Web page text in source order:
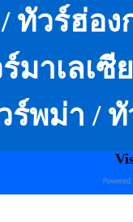
ทัวร์ฮ่อง
มาเลเ
ร์พม่า /